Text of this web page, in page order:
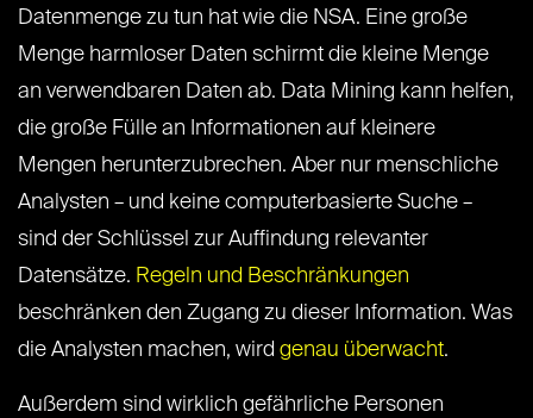
Datenmenge zu tun hat wie die NSA. Eine große
Menge harmloser Daten schirmt die kleine Menge
an verwendbaren Daten ab. Data Mining kann helfen,
die große Fülle an Informationen auf kleinere
Mengen herunterzubrechen. Aber nur menschliche
Analysten – und keine computerbasierte Suche –
sind der Schlüssel zur Auffindung relevanter
Datensätze. Regeln und Beschränkungen
beschränken den Zugang zu dieser Information. Was
die Analysten machen, wird genau überwacht.
Außerdem sind wirklich gefährliche Personen